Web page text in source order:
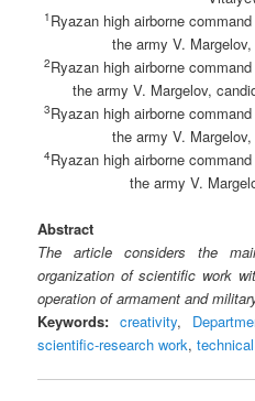
1 Ryazan high airborne
the army V.
2Ryazan high airborne
the army V. Margelov,
3Ryazan high airborne
the army V.
4Ryazan high airborne
the army V.
Abstract
The article considers the
organization of scientific work
operation of armament and
Keywords: creativity,
scientific-research work,